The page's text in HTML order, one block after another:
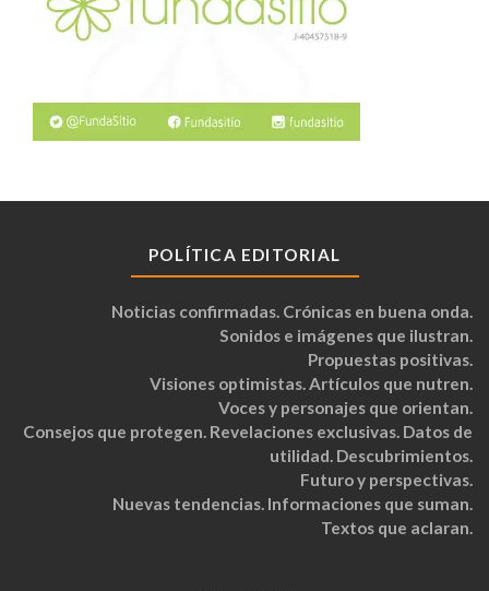
POLÍTICA EDITORIAL
Noticias confirmadas. Crónicas en buena onda.
Sonidos e imágenes que ilustran.
Propuestas positivas.
Visiones optimistas. Artículos que nutren.
Voces y personajes que orientan.
Consejos que protegen. Revelaciones exclusivas. Datos de
utilidad. Descubrimientos.
Futuro y perspectivas.
Nuevas tendencias. Informaciones que suman.
Textos que aclaran.